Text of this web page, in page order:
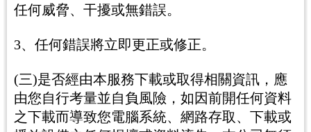
任何威脅、干擾或無錯誤。
3、任何錯誤將立即更正或修正。
(三)是否經由本服務下載或取得相關資訊，應
由您自行考量並自負風險，如因前開任何資料
之下載而導致您電腦系統、網路存取、下載或